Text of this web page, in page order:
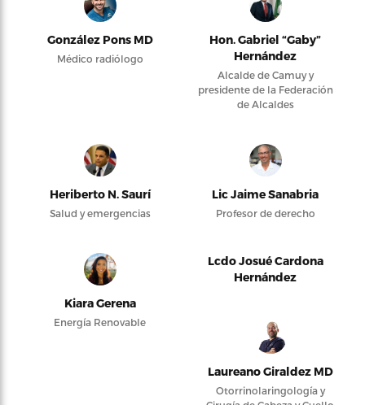
González Pons MD
Médico radiólogo
Hon. Gabriel “Gaby”
Hernández
Alcalde de Camuy y
presidente de la Federación
de Alcaldes
Heriberto N. Saurí
Salud y emergencias
Lic Jaime Sanabria
Profesor de derecho
Kiara Gerena
Energía Renovable
Lcdo Josué Cardona
Hernández
Laureano Giraldez MD
Otorrinolaringología y